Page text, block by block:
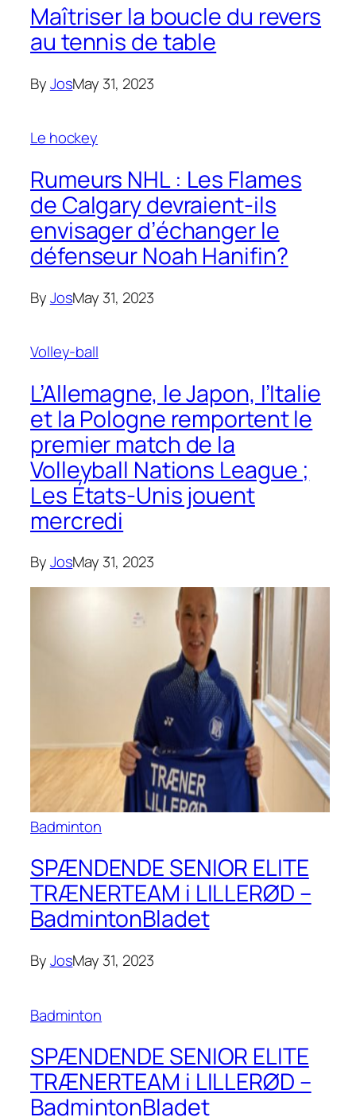
Maîtriser la boucle du revers
au tennis de table
ByJosMay 31, 2023
Le hockey
Rumeurs NHL : Les Flames
de Calgary devraient-ils
envisager d’échanger le
défenseur Noah Hanifin?
ByJosMay 31, 2023
Volley-ball
L’Allemagne, le Japon, l’Italie
et la Pologne remportent le
premier match de la
Volleyball Nations League ;
Les États-Unis jouent
mercredi
ByJosMay 31, 2023
Badminton
SPÆNDENDE SENIOR ELITE
TRÆNERTEAM i LILLERØD –
BadmintonBladet
ByJosMay 31, 2023
Badminton
SPÆNDENDE SENIOR ELITE
TRÆNERTEAM i LILLERØD –
BadmintonBladet